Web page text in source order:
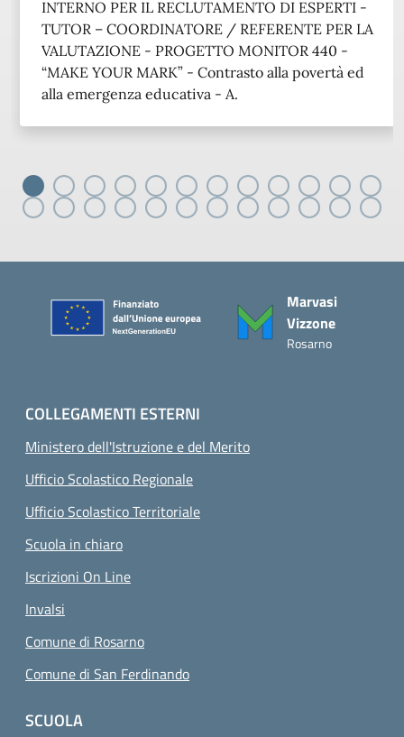
INTERNO PER IL RECLUTAMENTO DI ESPERTI -
TUTOR – COORDINATORE / REFERENTE PER LA
VALUTAZIONE - PROGETTO MONITOR 440 -
“MAKE YOUR MARK” - Contrasto alla povertà ed
alla emergenza educativa - A.
Marvasi
Vizzone
Rosarno
COLLEGAMENTI ESTERNI
Ministero dell'Istruzione e del Merito
Ufficio Scolastico Regionale
Ufficio Scolastico Territoriale
Scuola in chiaro
Iscrizioni On Line
Invalsi
Comune di Rosarno
Comune di San Ferdinando
SCUOLA